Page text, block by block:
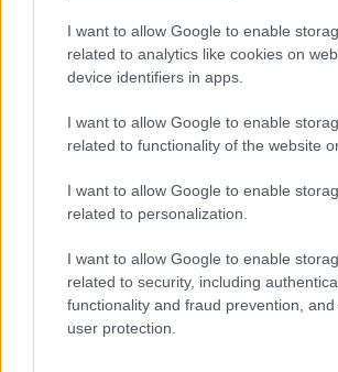
I want to allow Google to enable
related to analytics like cookies on
device identifiers in apps.
I want to allow Google to enable
related to functionality of the website
I want to allow Google to enable
related to personalization.
I want to allow Google to enable
related to security, including
functionality and fraud prevention,
user protection.